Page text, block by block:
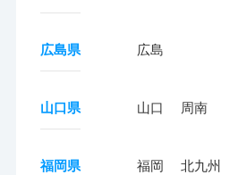
広島県 広島
山口県 山口 周南
福岡県 福岡 北九州